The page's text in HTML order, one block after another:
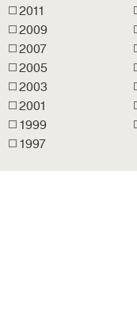
2011
2009
2007
2005
2003
2001
1999
1997